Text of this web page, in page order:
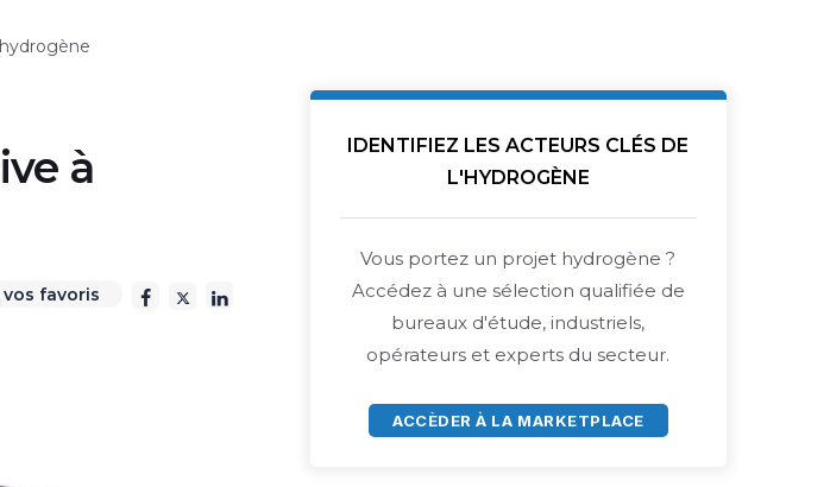
à
favoris
IDENTIFIEZ LES ACTEURS CLÉS DE
L'HYDROGÈNE
Vous portez un projet hydrogène ?
Accédez à une sélection qualifiée de
bureaux d'étude, industriels,
opérateurs et experts du secteur.
ACCÈDER À LA MARKETPLACE